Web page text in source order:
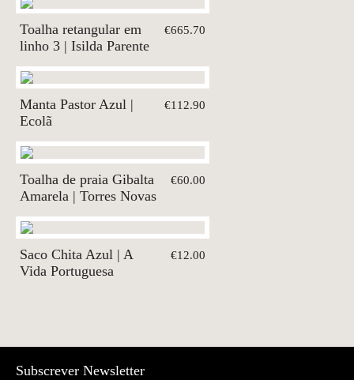
Toalha retangular em
linho 3 | Isilda Parente
€665.70
Manta Pastor Azul |
Ecolã
€112.90
Toalha de praia Gibalta
Amarela | Torres Novas
€60.00
Saco Chita Azul | A
Vida Portuguesa
€12.00
Subscrever Newsletter